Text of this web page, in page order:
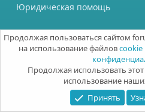
Юридическая помощь
Продолжая пользоваться сайтом
на использование файловcookie
Продолжая использовать
использование
Принять